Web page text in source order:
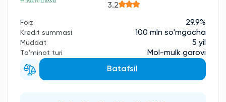
3.2
Foiz 29.9%
Kredit summasi 100 mln so'mgacha
Muddat 5 yil
Ta'minot turi
Mol-mulk garovi
Batafsil